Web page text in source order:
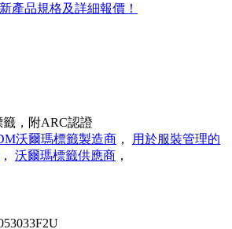
產品規格及詳細報價！
，附ARC認證
沃爾瑪標籤製造商 ，
用於服裝管理的
， 沃爾瑪標籤供應商 ，